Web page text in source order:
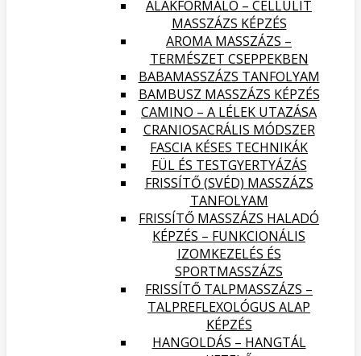
ALAKFORMÁLÓ – CELLULIT
MASSZÁZS KÉPZÉS
AROMA MASSZÁZS –
TERMÉSZET CSEPPEKBEN
BABAMASSZÁZS TANFOLYAM
BAMBUSZ MASSZÁZS KÉPZÉS
CAMINO – A LÉLEK UTAZÁSA
CRANIOSACRÁLIS MÓDSZER
FASCIA KÉSES TECHNIKÁK
FÜL ÉS TESTGYERTYÁZÁS
FRISSÍTŐ (SVÉD) MASSZÁZS
TANFOLYAM
FRISSÍTŐ MASSZÁZS HALADÓ
KÉPZÉS – FUNKCIONÁLIS
IZOMKEZELÉS ÉS
SPORTMASSZÁZS
FRISSÍTŐ TALPMASSZÁZS –
TALPREFLEXOLÓGUS ALAP
KÉPZÉS
HANGOLDÁS – HANGTÁL